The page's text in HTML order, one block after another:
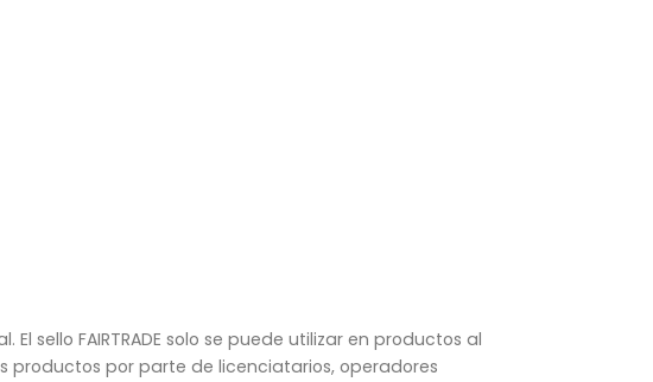
sello FAIRTRADE solo se puede utilizar en productos al
productos por parte de licenciatarios, operadores